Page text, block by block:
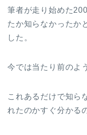
筆者が走り始めた
たか知らなかったか
した。
今では当たり前のよ
これあるだけで知ら
れたのかすぐ分かる